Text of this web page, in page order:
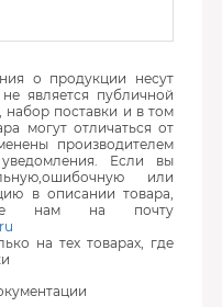
о продукции несут
является публичной
набор поставки и в том
могут отличаться от
производителем
Если вы
или
в описании товара,
нам на почту
на тех товарах, где